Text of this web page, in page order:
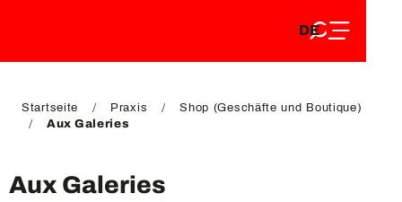
EN
DE
FR
Startseite Praxis
Shop (Geschäfte und Boutique)
Aux Galeries
Aux Galeries